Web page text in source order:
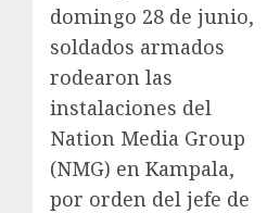
domingo 28 de junio,
soldados armados
rodearon las
instalaciones del
Nation Media Group
(NMG) en Kampala,
por orden del jefe de